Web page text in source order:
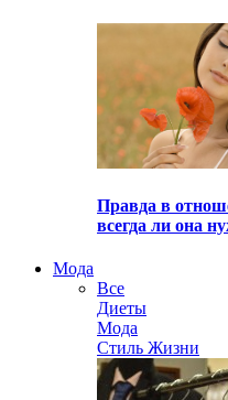
Правда в
всегда ли она
Мода
Все
Диеты
Мода
Стиль Жизни